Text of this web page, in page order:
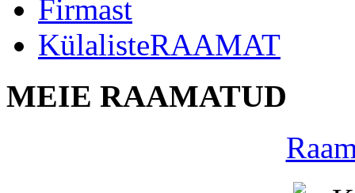
Firmast
KülalisteRAAMAT
MEIE RAAMATUD